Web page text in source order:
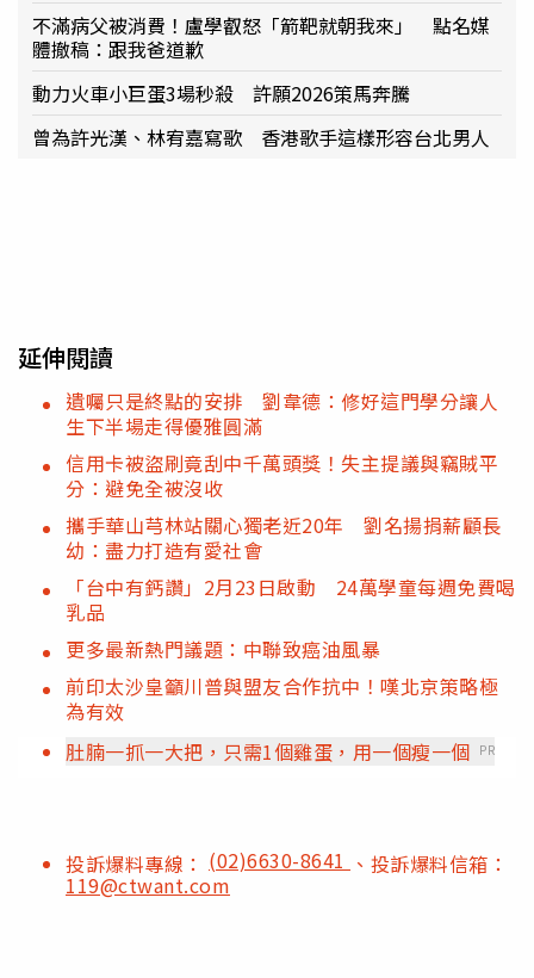
不滿病父被消費！盧學叡怒「箭靶就朝我來」 點名媒
體撤稿：跟我爸道歉
動力火車小巨蛋3場秒殺 許願2026策馬奔騰
曾為許光漢、林宥嘉寫歌 香港歌手這樣形容台北男人
延伸閱讀
遺囑只是終點的安排 劉韋德：修好這門學分讓人
生下半場走得優雅圓滿
信用卡被盜刷竟刮中千萬頭獎！失主提議與竊賊平
分：避免全被沒收
攜手華山芎林站關心獨老近20年 劉名揚捐薪顧長
幼：盡力打造有愛社會
「台中有鈣讚」2月23日啟動 24萬學童每週免費喝
乳品
更多最新熱門議題：中聯致癌油風暴
前印太沙皇籲川普與盟友合作抗中！嘆北京策略極
為有效
肚腩一抓一大把，只需1個雞蛋，用一個瘦一個 PR
投訴爆料專線： (02)6630-8641 、投訴爆料信箱：
119@ctwant.com